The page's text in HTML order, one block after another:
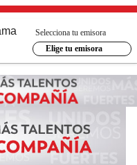
Selecciona tu emisora
Elige tu emisora